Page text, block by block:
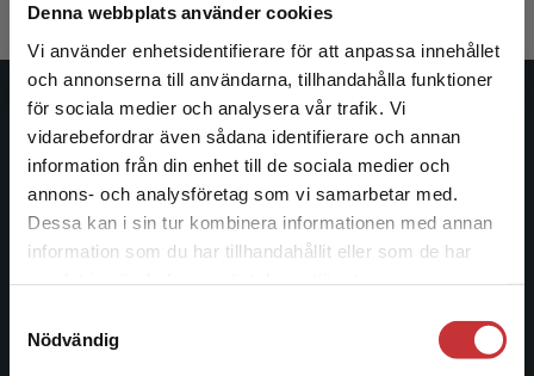
Denna webbplats använder cookies
Vi använder enhetsidentifierare för att anpassa innehållet
och annonserna till användarna, tillhandahålla funktioner
för sociala medier och analysera vår trafik. Vi
vidarebefordrar även sådana identifierare och annan
information från din enhet till de sociala medier och
annons- och analysföretag som vi samarbetar med.
Dessa kan i sin tur kombinera informationen med annan
information som du har tillhandahållit eller som de har
Nödvändig
Begränsad fraktregion
Det verkar som att du besöker
studentlitteratur.se via en enhet utanför Sverige.
Vi erbjuder inte leveranser utanför Sverige. För
att kunna slutföra ett köp måste
Studentlitteratur
Studentlitteratur grundades 1963 och är idag Sveriges
ledande utbildningsförlag. Med läromedel, kurslitteratur,
facklitteratur, utbildningar och digitala
informationstjänster i utbudet, finns Studentlitteratur med
längs hela kunskapsresan.
Kontakta oss